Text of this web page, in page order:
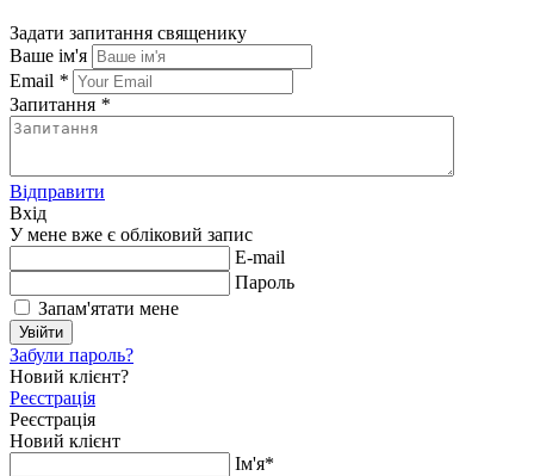
Задати запитання священику
Ваше ім'я
Email *
Запитання *
Відправити
Вхід
У мене вже є обліковий запис
E-mail
Пароль
Запам'ятати мене
Увійти
Забули пароль?
Новий клієнт?
Реєстрація
Реєстрація
Новий клієнт
Ім'я*